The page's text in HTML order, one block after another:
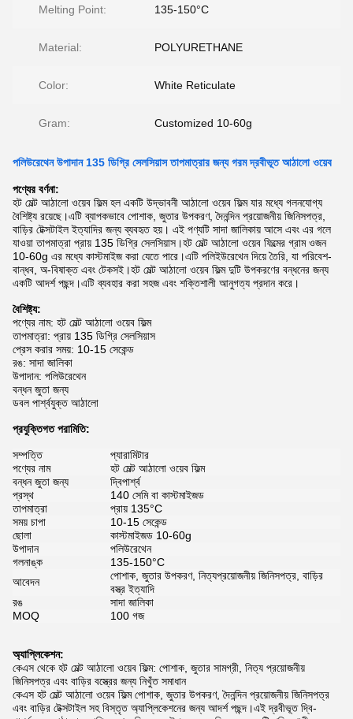
Melting Point: 135-150°C
Material: POLYURETHANE
Color: White Reticulate
Gram: Customized 10-60g
পলিউরেথেন উপাদান 135 ডিগ্রি সেলসিয়াস তাপমাত্রার জন্য গরম দ্রবীভূত আঠালো ওয়েব
পণ্যের বর্ণনা:
হট মেল্ট আঠালো ওয়েব ফিল্ম হল একটি উদ্ভাবনী আঠালো ওয়েব ফিল্ম যার মধ্যে গলনযোগ্য
বৈশিষ্ট্য রয়েছে।এটি ব্যাপকভাবে পোশাক, জুতার উপকরণ, দৈনন্দিন প্রয়োজনীয় জিনিসপত্র,
বাড়ির টেক্সটাইল ইত্যাদির জন্য ব্যবহৃত হয়। এই পণ্যটি সাদা জালিকায় আসে এবং এর গলে
যাওয়া তাপমাত্রা প্রায় 135 ডিগ্রি সেলসিয়াস।হট মেল্ট আঠালো ওয়েব ফিল্মের গ্রাম ওজন
10-60g এর মধ্যে কাস্টমাইজ করা যেতে পারে।এটি পলিইউরেথেন দিয়ে তৈরি, যা পরিবেশ-
বান্ধব, অ-বিষাক্ত এবং টেকসই।হট মেল্ট আঠালো ওয়েব ফিল্ম দুটি উপকরণের বন্ধনের জন্য
একটি আদর্শ পছন্দ।এটি ব্যবহার করা সহজ এবং শক্তিশালী আনুগত্য প্রদান করে।
বৈশিষ্ট্য:
পণ্যের নাম: হট মেল্ট আঠালো ওয়েব ফিল্ম
তাপমাত্রা: প্রায় 135 ডিগ্রি সেলসিয়াস
প্রেস করার সময়: 10-15 সেকেন্ড
রঙ: সাদা জালিকা
উপাদান: পলিউরেথেন
বন্ধন জুতা জন্য
ডবল পার্শ্বযুক্ত আঠালো
প্রযুক্তিগত পরামিতি:
সম্পত্তি
প্যারামিটার
পণ্যের নাম
হট মেল্ট আঠালো ওয়েব ফিল্ম
বন্ধন জুতা জন্য
দ্বিপার্শ্ব
প্রস্থ
140 সেমি বা কাস্টমাইজড
তাপমাত্রা
প্রায় 135°C
সময় চাপা
10-15 সেকেন্ড
ছোলা
কাস্টমাইজড 10-60g
উপাদান
পলিউরেথেন
গলনাঙ্ক
135-150°C
আবেদন
পোশাক, জুতার উপকরণ, নিত্যপ্রয়োজনীয় জিনিসপত্র, বাড়ির
বস্ত্র ইত্যাদি
রঙ
সাদা জালিকা
MOQ
100 গজ
অ্যাপ্লিকেশন:
কেএস থেকে হট মেল্ট আঠালো ওয়েব ফিল্ম: পোশাক, জুতার সামগ্রী, নিত্য প্রয়োজনীয়
জিনিসপত্র এবং বাড়ির বস্ত্রের জন্য নিখুঁত সমাধান
কেএস হট মেল্ট আঠালো ওয়েব ফিল্ম পোশাক, জুতার উপকরণ, দৈনন্দিন প্রয়োজনীয় জিনিসপত্র
এবং বাড়ির টেক্সটাইল সহ বিস্তৃত অ্যাপ্লিকেশনের জন্য আদর্শ পছন্দ।এই দ্রবীভূত দ্বি-